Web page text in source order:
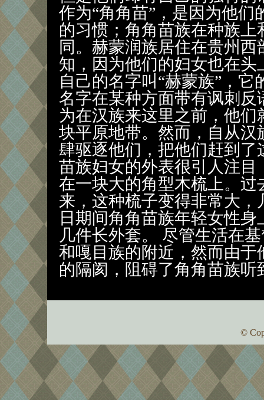
作为“角角苗”，是因为他
的习惯；角角苗族在种族
同。赫蒙润族居住在贵州西
知，因为他们的妇女也在
自己的名字叫“赫蒙族”，
名字在某种方面带有讽刺
为在汉族来这里之前，他
块平原地带。然而，自从
肆驱逐他们，把他们赶到
苗族妇女的外表很引人注
在一块大的角型木梳上。
来，这种梳子变得非常大
日期间角角苗族年轻女性
几件长外套。 尽管生活在
和嘎目族的附近，然而由
的隔阂，阻碍了角角苗族听
©